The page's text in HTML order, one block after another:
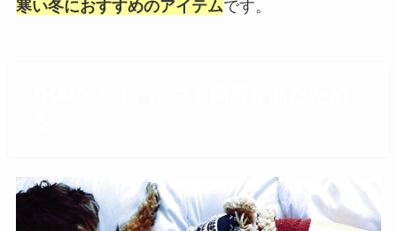
寒い冬におすすめのアイテムです。